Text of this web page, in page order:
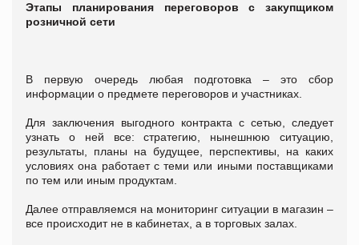
Этапы планирования переговоров с закупщиком
розничной сети
В первую очередь любая подготовка – это сбор
информации о предмете переговоров и участниках.
Для заключения выгодного контракта с сетью, следует
узнать о ней все: стратегию, нынешнюю ситуацию,
результаты, планы на будущее, перспективы, на каких
условиях она работает с теми или иными поставщиками
по тем или иным продуктам.
Далее отправляемся на мониторинг ситуации в магазин –
все происходит не в кабинетах, а в торговых залах.